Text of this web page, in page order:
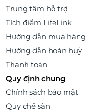
Trung tâm hỗ trợ
Tích điểm LifeLink
Hướng dẫn mua hàng
Hướng dẫn hoàn huỷ
Thanh toán
Quy định chung
Chính sách bảo mật
Quy chế sàn